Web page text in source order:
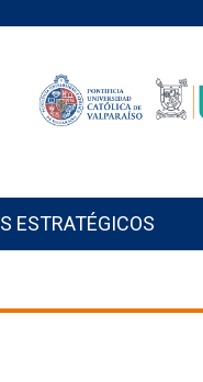
ESTRATÉGICOS